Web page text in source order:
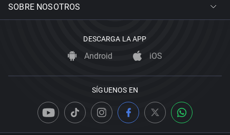
SOBRE NOSOTROS
DESCARGA LA APP
Android iOS
SÍGUENOS EN